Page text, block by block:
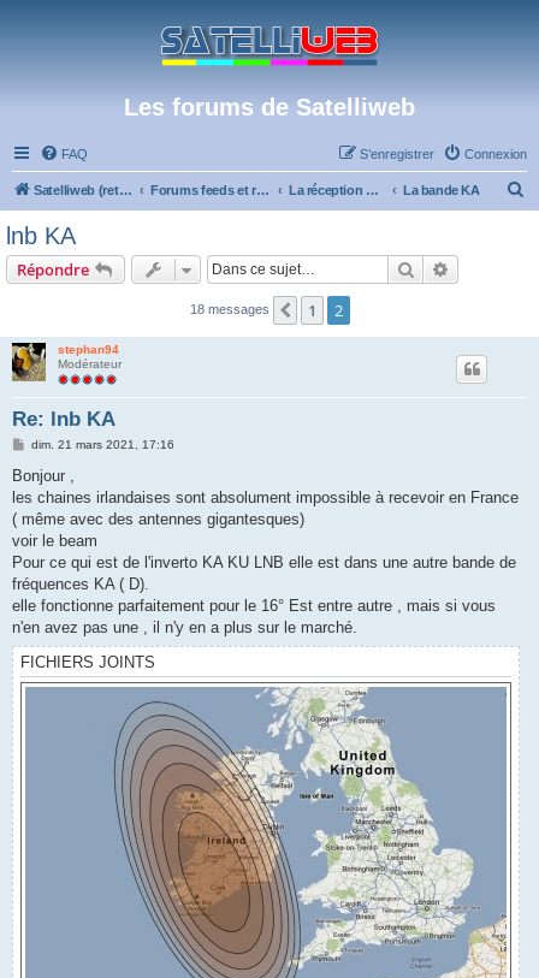
Les forums de Satelliweb
FAQ Connexion
S’enregistrer
Satelliweb (retour vers le site) Forums feeds et réception TV numérique La réception par satellite La bande KA
lnb KA
Répondre Rechercher
18 messages Précédente
1 2
stephan94
Modérateur
Re: lnb KA
M
s
a
g
dim. 21 mars 2021, 17:16
Bonjour ,
les chaines irlandaises sont absolument impossible à recevoir en France
( même avec des antennes gigantesques)
voir le beam
Pour ce qui est de l'inverto KA KU LNB elle est dans une autre bande de
fréquences KA ( D).
elle fonctionne parfaitement pour le 16° Est entre autre , mais si vous
n'en avez pas une , il n'y en a plus sur le marché.
FICHIERS JOINTS